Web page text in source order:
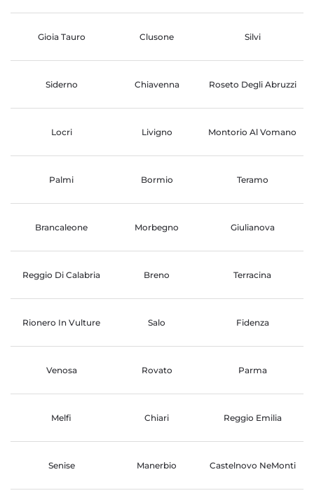
Gioia Tauro Clusone Silvi
Siderno Chiavenna Roseto Degli Abruzzi
Locri Livigno Montorio Al Vomano
Palmi Bormio Teramo
Brancaleone Morbegno Giulianova
Reggio Di Calabria Breno Terracina
Rionero In Vulture Salo Fidenza
Venosa Rovato Parma
Melfi Chiari Reggio Emilia
Senise Manerbio Castelnovo NeMonti